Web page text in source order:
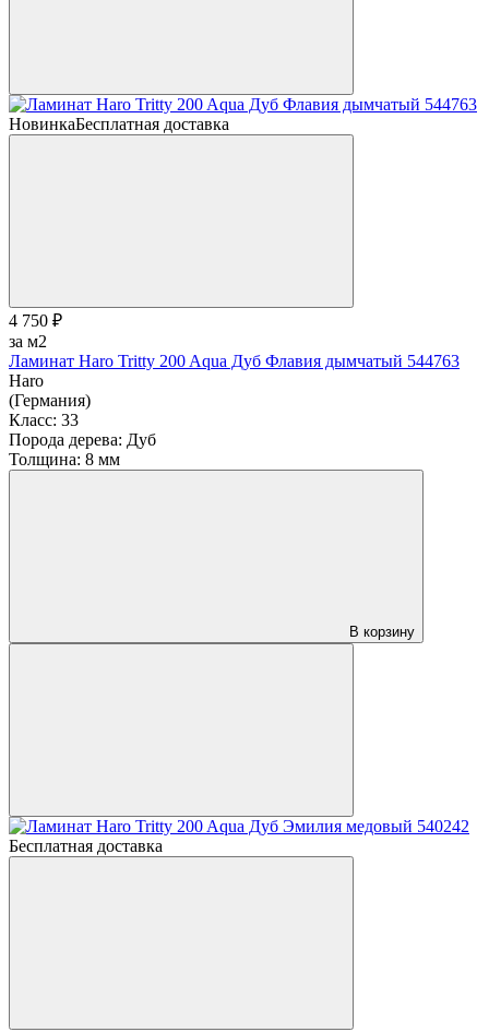
НовинкаБесплатная доставка
4 750 ₽
за м2
Ламинат Haro Tritty 200 Aqua Дуб Флавия дымчатый 544763
Haro
(Германия)
Класс: 33
Порода дерева: Дуб
Толщина: 8 мм
В корзину
Бесплатная доставка